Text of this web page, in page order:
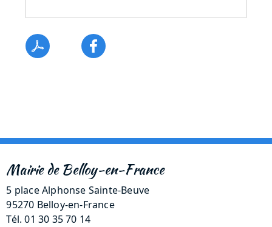
Mairie de Belloy-en-France
5 place Alphonse Sainte-Beuve
95270 Belloy-en-France
Tél. 01 30 35 70 14